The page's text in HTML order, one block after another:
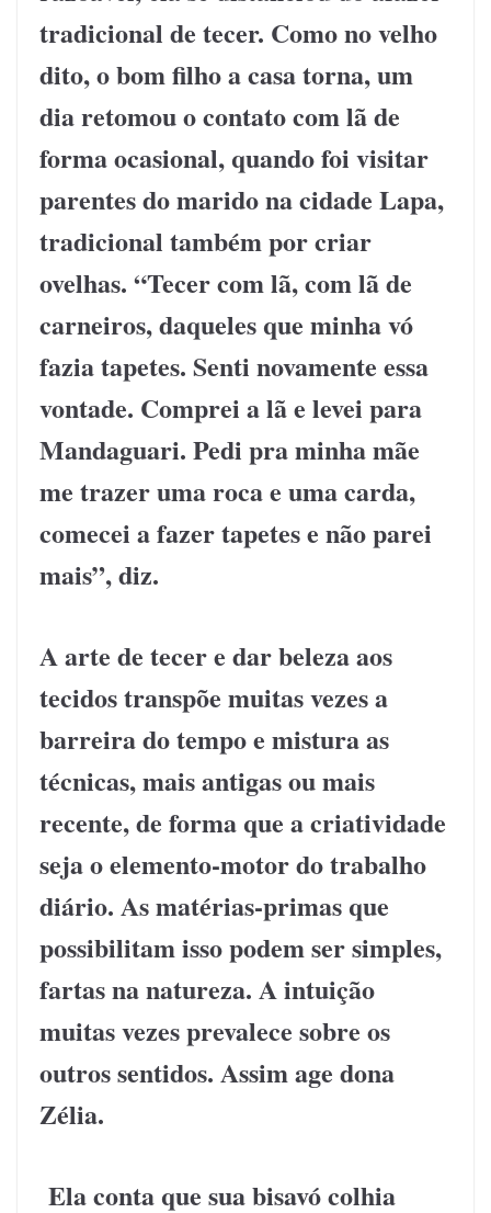
tradicional de tecer. Como no velho
dito, o bom filho a casa torna, um
dia retomou o contato com lã de
forma ocasional, quando foi visitar
parentes do marido na cidade Lapa,
tradicional também por criar
ovelhas. “Tecer com lã, com lã de
carneiros, daqueles que minha vó
fazia tapetes. Senti novamente essa
vontade. Comprei a lã e levei para
Mandaguari. Pedi pra minha mãe
me trazer uma roca e uma carda,
comecei a fazer tapetes e não parei
mais”, diz.
A arte de tecer e dar beleza aos
tecidos transpõe muitas vezes a
barreira do tempo e mistura as
técnicas, mais antigas ou mais
recente, de forma que a criatividade
seja o elemento-motor do trabalho
diário. As matérias-primas que
possibilitam isso podem ser simples,
fartas na natureza. A intuição
muitas vezes prevalece sobre os
outros sentidos. Assim age dona
Zélia.
Ela conta que sua bisavó colhia